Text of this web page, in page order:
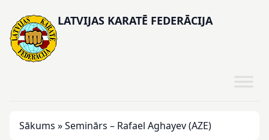
LATVIJAS KARATĒ FEDERĀCIJA
Sākums »Seminārs – Rafael Aghayev (AZE)